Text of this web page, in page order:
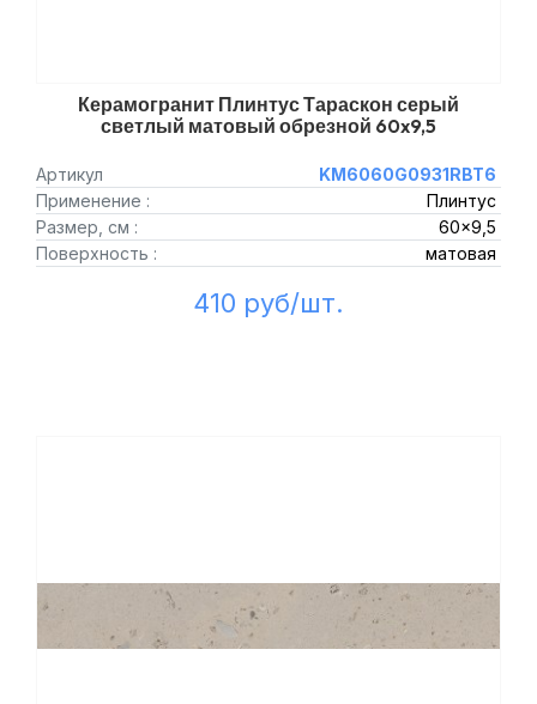
Керамогранит Плинтус Тараскон серый
светлый матовый обрезной 60x9,5
Артикул
KM6060G0931RBT6
Применение :
Плинтус
Размер, см :
60x9,5
Поверхность :
матовая
410 руб/шт.